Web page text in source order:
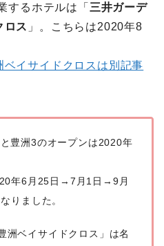
するホテルは「 三井ガーデ
ロス 」。こちらは2020年8
イサイドクロスは別記事
豊洲3のオープンは2020年
年6月25日→7月1日→9月
りました。
洲ベイサイドクロス」は名